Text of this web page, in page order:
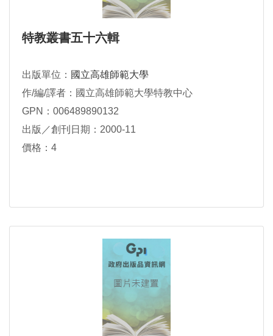
特教叢書五十六輯
出版單位： 國立高雄師範大學
作/編/譯者：國立高雄師範大學特教中心
GPN：006489890132
出版／創刊日期：2000-11
價格：4